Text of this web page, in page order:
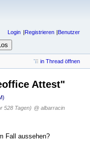
Login Registrieren Benutzer
in Thread öffnen
Attest"
528 Tagen) @ albarracin
Fall aussehen?